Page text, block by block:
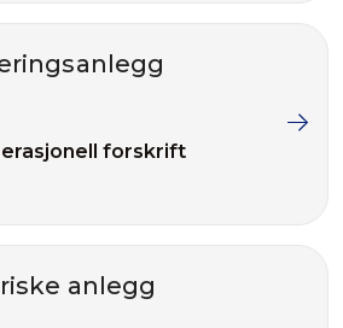
forskrift
anlegg